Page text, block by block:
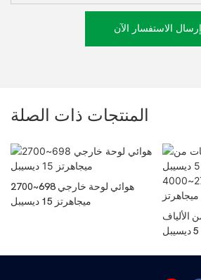
إرسال الاستفسار الآن
المنتجات ذات الصلة
هوائي لوحة خارجي 698~2700
ميجاهرتز 15 ديسيبل
الألياف
الزجاجية 5 ديسيبل